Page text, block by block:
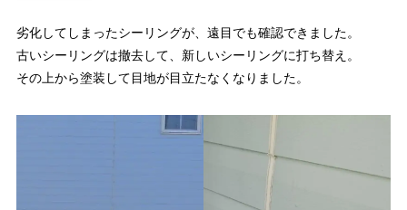
劣化してしまったシーリングが、遠目でも確認できました。
古いシーリングは撤去して、新しいシーリングに打ち替え。
その上から塗装して目地が目立たなくなりました。